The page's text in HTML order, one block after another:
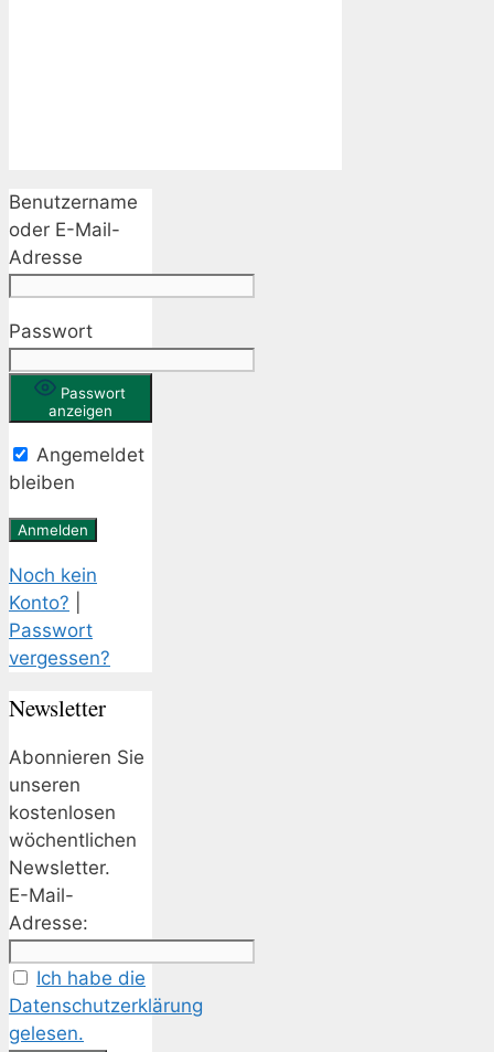
Benutzername
oder E-Mail-
Adresse
Passwort
Passwort
anzeigen
Angemeldet
bleiben
Noch kein
Konto?
Passwort
vergessen?
Newsletter
Abonnieren Sie
unseren
kostenlosen
wöchentlichen
Newsletter.
E-Mail-
Adresse:
Ich habe die
Datenschutzerklärung
gelesen.